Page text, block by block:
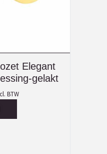
Elegant
gelakt
BTW